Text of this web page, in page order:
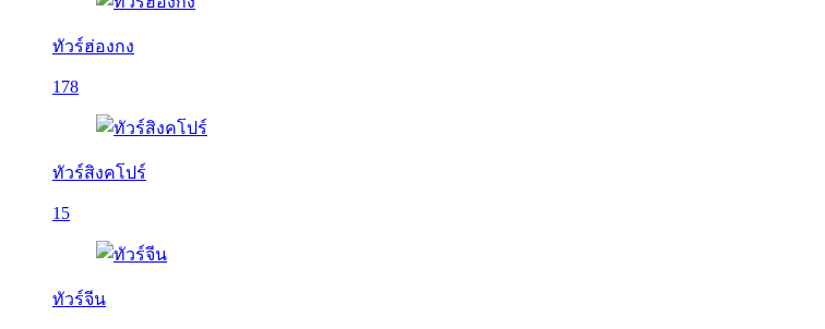
ทัวร์ฮ่องกง
178
ทัวร์สิงคโปร์
15
ทัวร์จีน